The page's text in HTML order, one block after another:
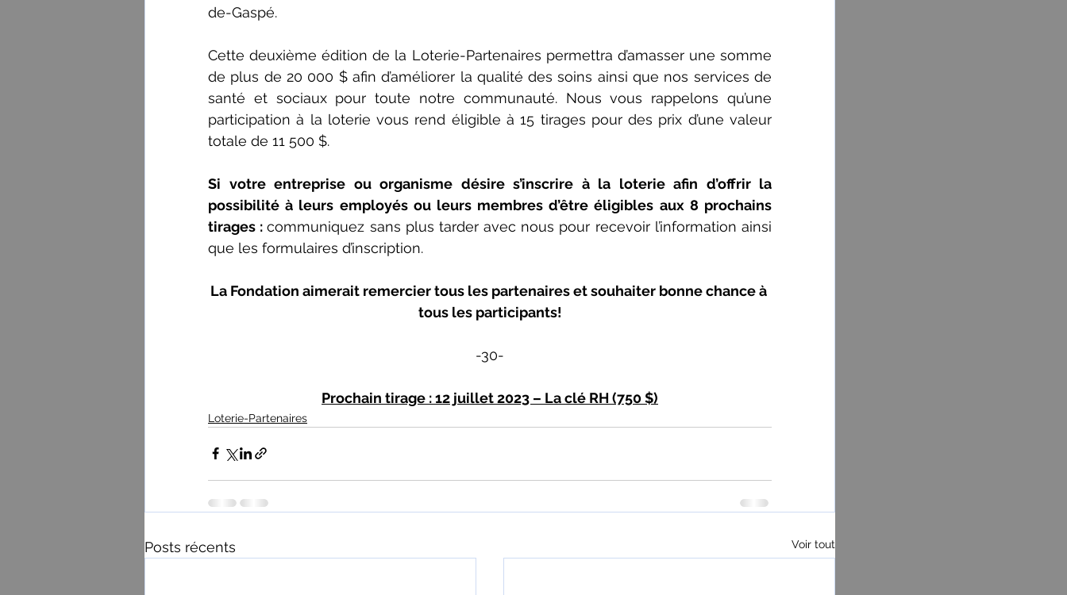
de-Gaspé.
Cette deuxième édition de la Loterie-Partenaires permettra d’amasser une somme
de plus de 20 000 $ afin d’améliorer la qualité des soins ainsi que nos services de
santé et sociaux pour toute notre communauté. Nous vous rappelons qu’une
participation à la loterie vous rend éligible à 15 tirages pour des prix d’une valeur
totale de 11 500 $.
Si votre entreprise ou organisme désire s’inscrire à la loterie afin d’offrir la
possibilité à leurs employés ou leurs membres d’être éligibles aux 8 prochains
tirages : communiquez sans plus tarder avec nous pour recevoir l’information ainsi
que les formulaires d’inscription.
La Fondation aimerait remercier tous les partenaires et souhaiter bonne chance à
tous les participants!
-30-
Prochain tirage : 12 juillet 2023 – La clé RH (750 $)
Loterie-Partenaires
Posts récents Voir tout